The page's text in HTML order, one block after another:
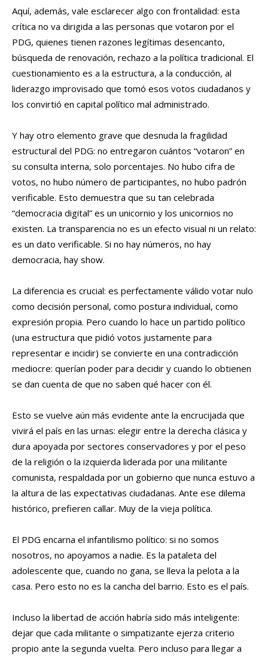
Aquí, además, vale esclarecer algo con frontalidad: esta
crítica no va dirigida a las personas que votaron por el
PDG, quienes tienen razones legítimas desencanto,
búsqueda de renovación, rechazo a la política tradicional. El
cuestionamiento es a la estructura, a la conducción, al
liderazgo improvisado que tomó esos votos ciudadanos y
los convirtió en capital político mal administrado.
Y hay otro elemento grave que desnuda la fragilidad
estructural del PDG: no entregaron cuántos “votaron” en
su consulta interna, solo porcentajes. No hubo cifra de
votos, no hubo número de participantes, no hubo padrón
verificable. Esto demuestra que su tan celebrada
“democracia digital” es un unicornio y los unicornios no
existen. La transparencia no es un efecto visual ni un relato:
es un dato verificable. Si no hay números, no hay
democracia, hay show.
La diferencia es crucial: es perfectamente válido votar nulo
como decisión personal, como postura individual, como
expresión propia. Pero cuando lo hace un partido político
(una estructura que pidió votos justamente para
representar e incidir) se convierte en una contradicción
mediocre: querían poder para decidir y cuando lo obtienen
se dan cuenta de que no saben qué hacer con él.
Esto se vuelve aún más evidente ante la encrucijada que
vivirá el país en las urnas: elegir entre la derecha clásica y
dura apoyada por sectores conservadores y por el peso
de la religión o la izquierda liderada por una militante
comunista, respaldada por un gobierno que nunca estuvo a
la altura de las expectativas ciudadanas. Ante ese dilema
histórico, prefieren callar. Muy de la vieja política.
El PDG encarna el infantilismo político: si no somos
nosotros, no apoyamos a nadie. Es la pataleta del
adolescente que, cuando no gana, se lleva la pelota a la
casa. Pero esto no es la cancha del barrio. Esto es el país.
Incluso la libertad de acción habría sido más inteligente:
dejar que cada militante o simpatizante ejerza criterio
propio ante la segunda vuelta. Pero incluso para llegar a